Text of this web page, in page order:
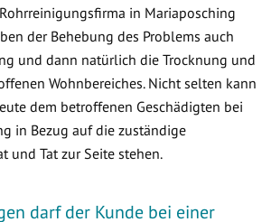
in Mariaposching
der Behebung des Problems auch
und dann natürlich die Trocknung und
Wohnbereiches. Nicht selten kann
dem betroffenen Geschädigten bei
in Bezug auf die zuständige
und Tat zur Seite stehen.
darf der Kunde bei einer